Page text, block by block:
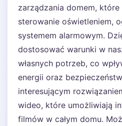
zarządzania domem,
sterowanie oświetleniem,
systemem alarmowym.
dostosować warunki w
własnych potrzeb, co
energii oraz
interesującym
wideo, które umożliwiają
filmów w całym domu.